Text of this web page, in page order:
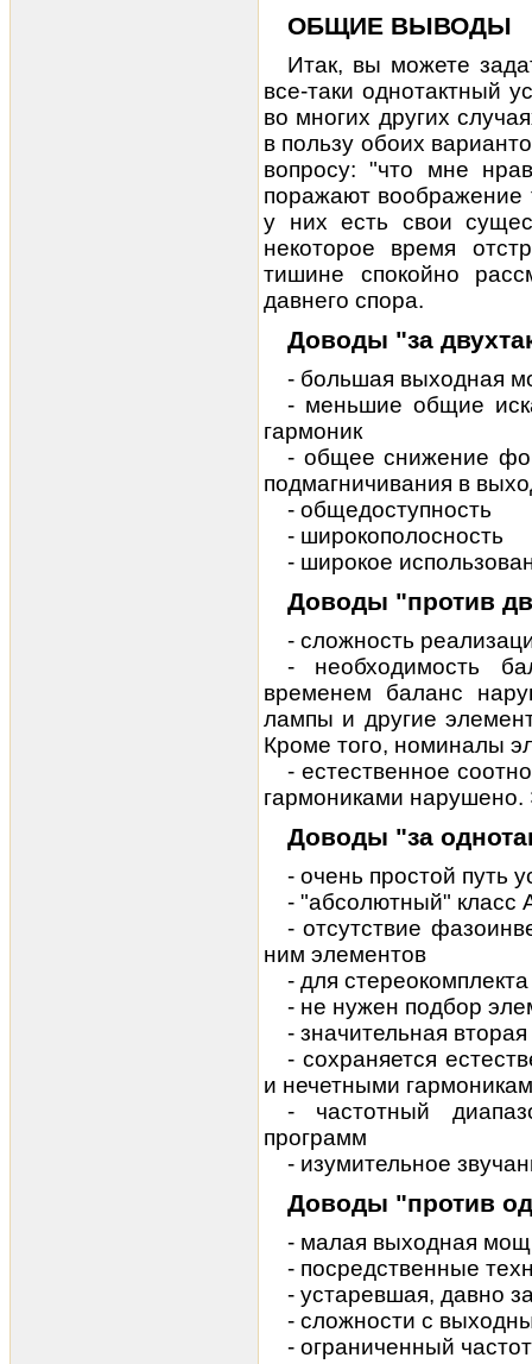
ОБЩИЕ ВЫВОДЫ
Итак, вы можете
все-такиоднотактный
во многих других
в пользу обоих
вопросу: "что мне
поражают воображение
у них есть свои
некоторое время
тишине спокойно
давнего спора.
Доводы "за
- большая выходная
- меньшие общие
гармоник
- общее снижение
подмагничивания в
- общедоступность
- широкополосность
- широкое
Доводы "против
- сложность
- необходимость
временем баланс
лампы и другие
Кроме того, номиналы
- естественное
гармониками нарушено.
Доводы "за
- очень простой путь
- "абсолютный" класс
- отсутствие
ним элементов
- для
- не нужен подбор
- значительная
- сохраняется
и нечетными
- частотный
программ
- изумительное
Доводы "против
- малая выходная
- посредственные
- устаревшая, давно
- сложности с
- ограниченный